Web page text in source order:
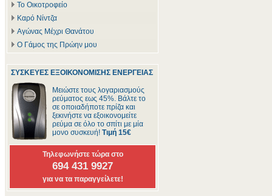
Το Οικοτροφείο
Καρό Νίντζα
Αγώνας Μέχρι Θανάτου
Ο Γάμος της Πρώην μου
ΣΥΣΚΕΥΕΣ ΕΞΟΙΚΟΝΟΜΙΣΗΣ ΕΝΕΡΓΕΙΑΣ
Μειώστε τους λογαριασμούς
ρεύματος εως 45%. Βάλτε το
σε οποιαδήποτε πρίζα και
ξεκινήστε να εξοικονομείτε
ρεύμα σε όλο το σπίτι με μία
μονο συσκευή! Τιμή 15€
Τηλεφωνήστε τώρα στο
694 431 9927
για να τα παραγγείλετε!